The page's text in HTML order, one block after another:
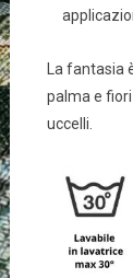
La fantasia
palma e
uccelli.